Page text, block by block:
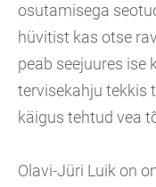
osutamisega
hüvitist kas otse
peab seejuures ise
tervisekahju tekkis
käigus tehtud vea
Olavi-Jüri Luik on